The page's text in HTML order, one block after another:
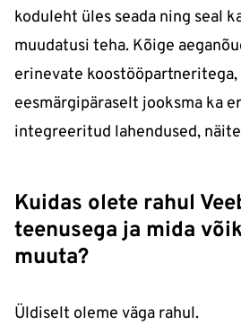
koduleht üles seada ning seal
muudatusi teha. Kõige
erinevate koostööpartneritega,
eesmärgipäraselt jooksma ka
integreeritud lahendused,
Kuidas olete rahul
teenusega ja mida
muuta?
Üldiselt oleme väga rahul.